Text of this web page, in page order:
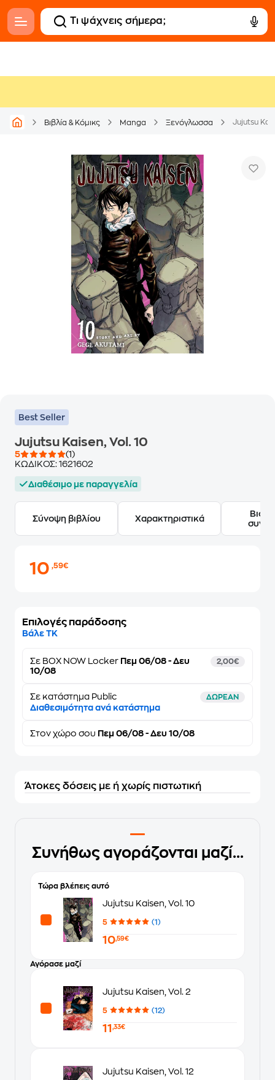
Βιβλία & Κόμικς Manga Ξενόγλωσσα Jujutsu
Best Seller
Jujutsu Kaisen, Vol. 10
5
(1)
ΚΩΔΙΚΟΣ: 1621602
Διαθέσιμο με παραγγελία
Σύνοψη βιβλίου Χαρακτηριστικά
10,59€
Επιλογές παράδοσης
Βάλε ΤΚ
Σε BOX NOW Locker Πεμ 06/08 - Δευ
10/08
2,00€
Σε κατάστημα Public ΔΩΡΕΑΝ
Διαθεσιμότητα ανά κατάστημα
Στον χώρο σου Πεμ 06/08 - Δευ 10/08
Άτοκες δόσεις με ή χωρίς πιστωτική
Συνήθως αγοράζονται μαζί...
Τώρα βλέπεις αυτό
Jujutsu Kaisen, Vol. 10
5 (1)
10,59€
Αγόρασε μαζί
Jujutsu Kaisen, Vol. 2
5 (12)
11 ,33€
Jujutsu Kaisen, Vol. 12